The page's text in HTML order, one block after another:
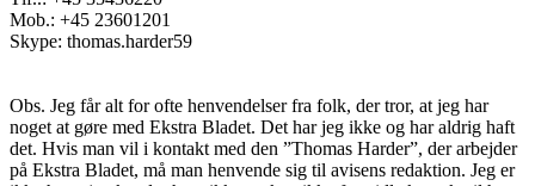
Mob.: +45 23601201
Skype: thomas.harder59
Obs. Jeg får alt for ofte henvendelser fra folk, der tror, at jeg har
noget at gøre med Ekstra Bladet. Det har jeg ikke og har aldrig haft
det. Hvis man vil i kontakt med den ”Thomas Harder”, der arbejder
på Ekstra Bladet, må man henvende sig til avisens redaktion. Jeg er